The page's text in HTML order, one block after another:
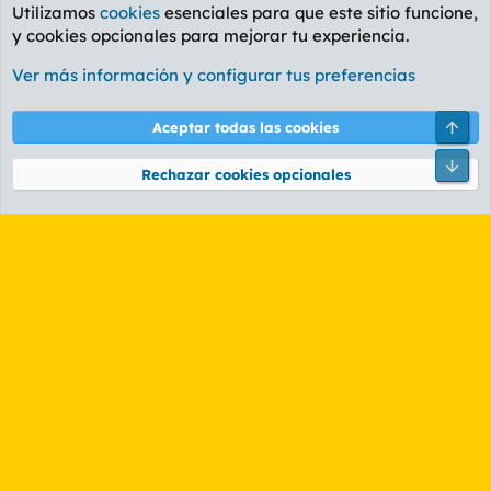
Foro General
Cookies
PL OLDSTYLE AMARILLO
Términos y reglas Política de privacidad Ayuda
Community platform by XenForo® © 2010-2026 XenForo Ltd.
Utilizamos cookies esenciales para que este sitio funcione,
y cookies opcionales para mejorar tu experiencia.
Ver más información y configurar tus preferencias
Aceptar todas las cookies
Rechazar cookies opcionales
Pie